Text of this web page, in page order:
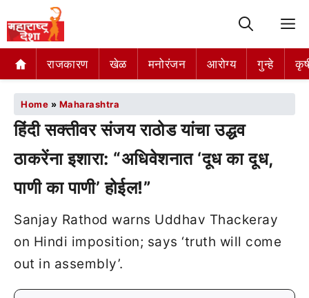
राजकारण खेळ मनोरंजन आरोग्य गुन्हे
Home » Maharashtra
हिंदी सक्तीवर संजय राठोड यांचा उद्धव
ठाकरेंना इशारा: “अधिवेशनात ‘दूध का दूध,
पाणी का पाणी’ होईल!”
Sanjay Rathod warns Uddhav Thackeray
on Hindi imposition; says ‘truth will come
out in assembly’.